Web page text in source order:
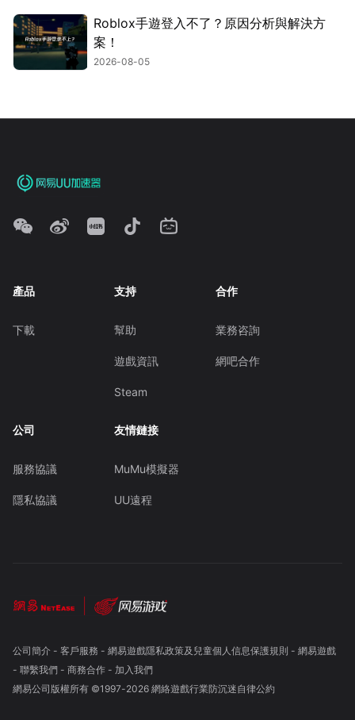
Roblox手遊登入不了？原因分析與解決方
案！
2026-08-05
產品
下載
支持
幫助
遊戲資訊
Steam
合作
業務咨詢
網吧合作
公司
服務協議
隱私協議
友情鏈接
MuMu模擬器
UU遠程
公司簡介- 客戶服務 - 網易遊戲隱私政策及兒童個人信息保護規則 - 網易遊戲
- 聯繫我們- 商務合作- 加入我們
網易公司版權所有 ©1997-2026 網絡遊戲行業防沉迷自律公約